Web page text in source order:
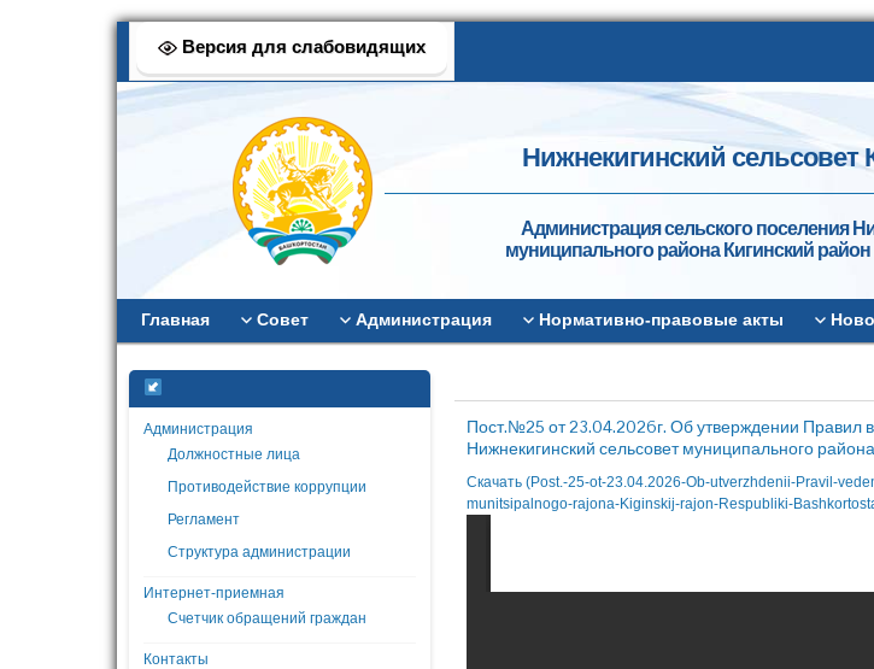
Версия для слабовидящих
Нижнекигинский сельсовет
Администрация сельского поселения
муниципального района Кигинский
Главная Совет Администрация Нормативно-правовые акты
Администрация
Должностные лица
Противодействие коррупции
Регламент
Структура администрации
Интернет-приемная
Счетчик обращений граждан
Контакты
Пост.№25 от 23.04.2026г. Об утверждении Правил
Нижнекигинский сельсовет муниципального
Скачать (Post.-25-ot-23.04.2026-Ob-utverzhdenii-Pravil-
munitsipalnogo-rajona-Kiginskij-rajon-Respubliki-